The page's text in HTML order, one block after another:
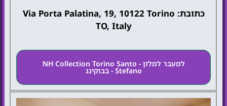
כתובת: Via Porta Palatina, 19, 10122 Torino
TO, Italy
למעבר למלון - NH Collection Torino Santo
Stefano - בבוקינג